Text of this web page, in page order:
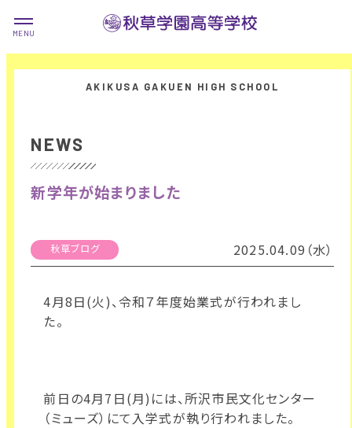
NEWS
新学年が始まりました
秋草ブログ 2025.04.09（水）
4月8日(火)、令和７年度始業式が行われまし
た。
前日の4月7日(月)には、所沢市民文化センター
（ミューズ）にて入学式が執り行われました。